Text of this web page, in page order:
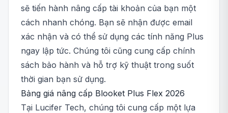
sẽ tiến hành nâng cấp tài khoản của bạn một
cách nhanh chóng. Bạn sẽ nhận được email
xác nhận và có thể sử dụng các tính năng Plus
ngay lập tức. Chúng tôi cũng cung cấp chính
sách bảo hành và hỗ trợ kỹ thuật trong suốt
thời gian bạn sử dụng.
Bảng giá nâng cấp Blooket Plus Flex 2026
Tại Lucifer Tech, chúng tôi cung cấp một lựa